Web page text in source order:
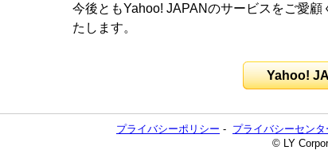
今後ともYahoo! JAPANのサービスをご愛
たします。
Yahoo!
プライバシーポリシー - プライバシーセンタ
© LY